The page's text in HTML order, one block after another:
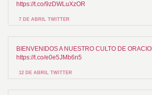
https://t.co/9zDWLuXzOR
7 DE ABRIL TWITTER
BIENVENIDOS A NUESTRO CULTO DE
https://t.co/e0e5JMb6n5
12 DE ABRIL TWITTER